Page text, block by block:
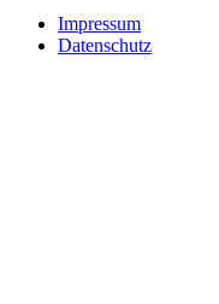
Impressum
Datenschutz